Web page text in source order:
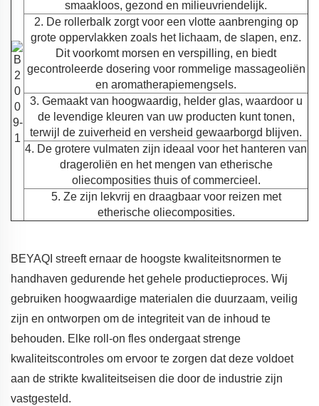
smaakloos, gezond en milieuvriendelijk.
2. De rollerbalk zorgt voor een vlotte aanbrenging op
grote oppervlakken zoals het lichaam, de slapen, enz.
Dit voorkomt morsen en verspilling, en biedt
gecontroleerde dosering voor rommelige massageoliën
en aromatherapiemengsels.
3. Gemaakt van hoogwaardig, helder glas, waardoor u
de levendige kleuren van uw producten kunt tonen,
terwijl de zuiverheid en versheid gewaarborgd blijven.
4. De grotere vulmaten zijn ideaal voor het hanteren van
drageroliën en het mengen van etherische
oliecomposities thuis of commercieel.
5. Ze zijn lekvrij en draagbaar voor reizen met
etherische oliecomposities.
BEYAQI streeft ernaar de hoogste kwaliteitsnormen te
handhaven gedurende het gehele productieproces. Wij
gebruiken hoogwaardige materialen die duurzaam, veilig
zijn en ontworpen om de integriteit van de inhoud te
behouden. Elke roll-on fles ondergaat strenge
kwaliteitscontroles om ervoor te zorgen dat deze voldoet
aan de strikte kwaliteitseisen die door de industrie zijn
vastgesteld.